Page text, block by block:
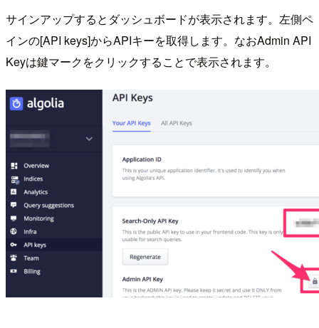
サインアップするとダッシュボードが表示されます。左側ペ
インの[API keys]からAPIキーを取得します。なおAdmin API
Keyは鍵マークをクリックすることで表示されます。